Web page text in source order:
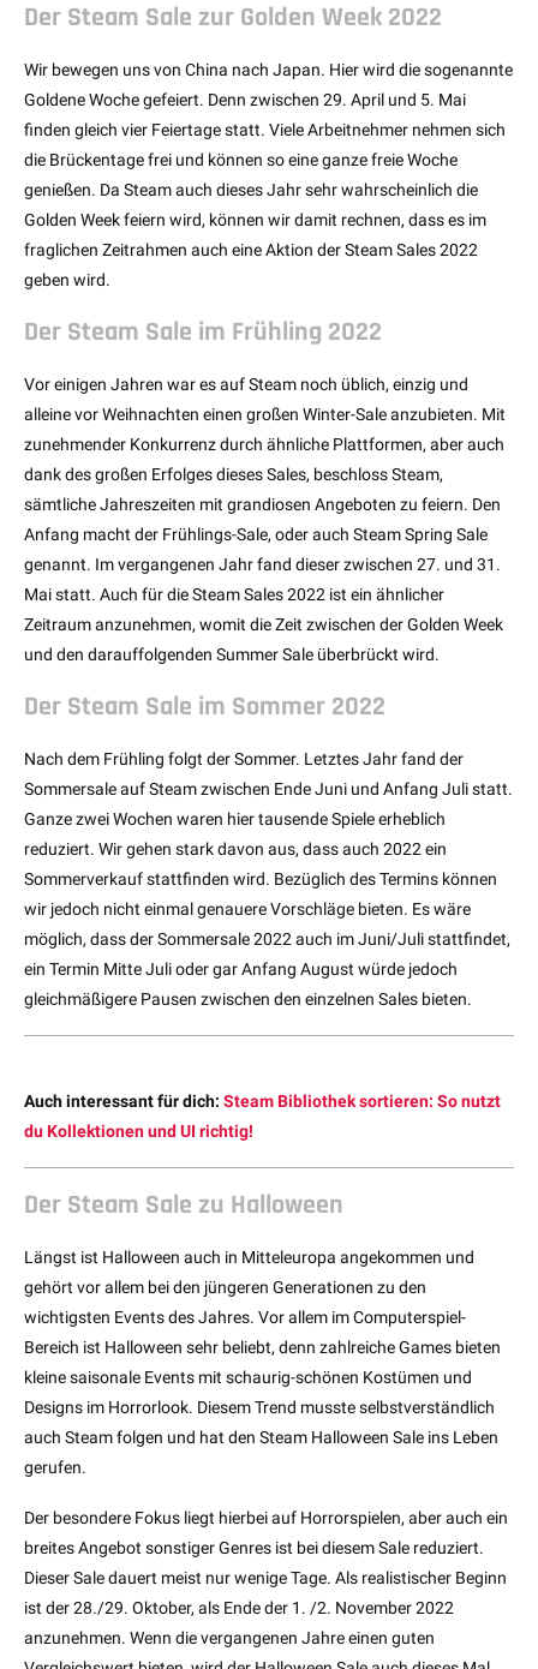
Der Steam Sale zur Golden Week 2022
Wir bewegen uns von China nach Japan. Hier wird die sogenannte
Goldene Woche gefeiert. Denn zwischen 29. April und 5. Mai
finden gleich vier Feiertage statt. Viele Arbeitnehmer nehmen sich
die Brückentage frei und können so eine ganze freie Woche
genießen. Da Steam auch dieses Jahr sehr wahrscheinlich die
Golden Week feiern wird, können wir damit rechnen, dass es im
fraglichen Zeitrahmen auch eine Aktion der Steam Sales 2022
geben wird.
Der Steam Sale im Frühling 2022
Vor einigen Jahren war es auf Steam noch üblich, einzig und
alleine vor Weihnachten einen großen Winter-Sale anzubieten. Mit
zunehmender Konkurrenz durch ähnliche Plattformen, aber auch
dank des großen Erfolges dieses Sales, beschloss Steam,
sämtliche Jahreszeiten mit grandiosen Angeboten zu feiern. Den
Anfang macht der Frühlings-Sale, oder auch Steam Spring Sale
genannt. Im vergangenen Jahr fand dieser zwischen 27. und 31.
Mai statt. Auch für die Steam Sales 2022 ist ein ähnlicher
Zeitraum anzunehmen, womit die Zeit zwischen der Golden Week
und den darauffolgenden Summer Sale überbrückt wird.
Der Steam Sale im Sommer 2022
Nach dem Frühling folgt der Sommer. Letztes Jahr fand der
Sommersale auf Steam zwischen Ende Juni und Anfang Juli statt.
Ganze zwei Wochen waren hier tausende Spiele erheblich
reduziert. Wir gehen stark davon aus, dass auch 2022 ein
Sommerverkauf stattfinden wird. Bezüglich des Termins können
wir jedoch nicht einmal genauere Vorschläge bieten. Es wäre
möglich, dass der Sommersale 2022 auch im Juni/Juli stattfindet,
ein Termin Mitte Juli oder gar Anfang August würde jedoch
gleichmäßigere Pausen zwischen den einzelnen Sales bieten.
Auch interessant für dich: Steam Bibliothek sortieren: So nutzt
du Kollektionen und UI richtig!
Der Steam Sale zu Halloween
Längst ist Halloween auch in Mitteleuropa angekommen und
gehört vor allem bei den jüngeren Generationen zu den
wichtigsten Events des Jahres. Vor allem im Computerspiel-
Bereich ist Halloween sehr beliebt, denn zahlreiche Games bieten
kleine saisonale Events mit schaurig-schönen Kostümen und
Designs im Horrorlook. Diesem Trend musste selbstverständlich
auch Steam folgen und hat den Steam Halloween Sale ins Leben
gerufen.
Der besondere Fokus liegt hierbei auf Horrorspielen, aber auch ein
breites Angebot sonstiger Genres ist bei diesem Sale reduziert.
Dieser Sale dauert meist nur wenige Tage. Als realistischer Beginn
ist der 28./29. Oktober, als Ende der 1. /2. November 2022
anzunehmen. Wenn die vergangenen Jahre einen guten